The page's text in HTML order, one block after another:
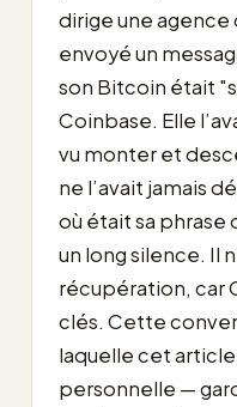
dirige une agence
envoyé un
son Bitcoin était
Coinbase. Elle
vu monter et
ne l’avait jamais
où était sa phrase
un long silence. Il
récupération, car
clés. Cette
laquelle cet
personnelle —